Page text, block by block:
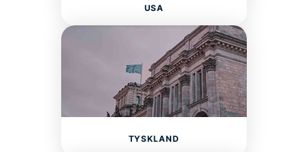
USA
TYSKLAND